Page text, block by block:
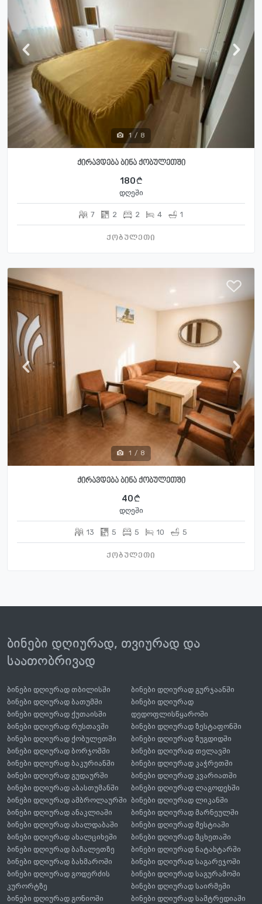
1 / 8
ქირავდება ბინა ქობულეთში
180
დღეში
7 2 2 4 1
ქობულეთი
1 / 8
ქირავდება ბინა ქობულეთში
40
დღეში
13 5 5 10 5
ქობულეთი
ბინები დღიურად, თვიურად და
საათობრივად
ბინები დღიურად თბილისში
ბინები დღიურად ბათუმში
ბინები დღიურად ქუთაისში
ბინები დღიურად რუსთავში
ბინები დღიურად ქობულეთში
ბინები დღიურად ბორჯომში
ბინები დღიურად ბაკურიანში
ბინები დღიურად გუდაურში
ბინები დღიურად აბასთუმანში
ბინები დღიურად ამბროლაურში
ბინები დღიურად ანაკლიაში
ბინები დღიურად ახალდაბაში
ბინები დღიურად ახალციხეში
ბინები დღიურად ბაზალეთზე
ბინები დღიურად ბახმაროში
ბინები დღიურად გოდერძის
კურორტზე
ბინები დღიურად გონიოში
ბინები დღიურად გურჯაანში
ბინები დღიურად
დედოფლისწყაროში
ბინები დღიურად ზესტაფონში
ბინები დღიურად ზუგდიდში
ბინები დღიურად თელავში
ბინები დღიურად კაჭრეთში
ბინები დღიურად კვარიათში
ბინები დღიურად ლაგოდეხში
ბინები დღიურად ლიკანში
ბინები დღიურად მარნეულში
ბინები დღიურად მესტიაში
ბინები დღიურად მცხეთაში
ბინები დღიურად ნატახტარში
ბინები დღიურად საგარეჯოში
ბინები დღიურად საგურამოში
ბინები დღიურად საირმეში
ბინები დღიურად სამტრედიაში